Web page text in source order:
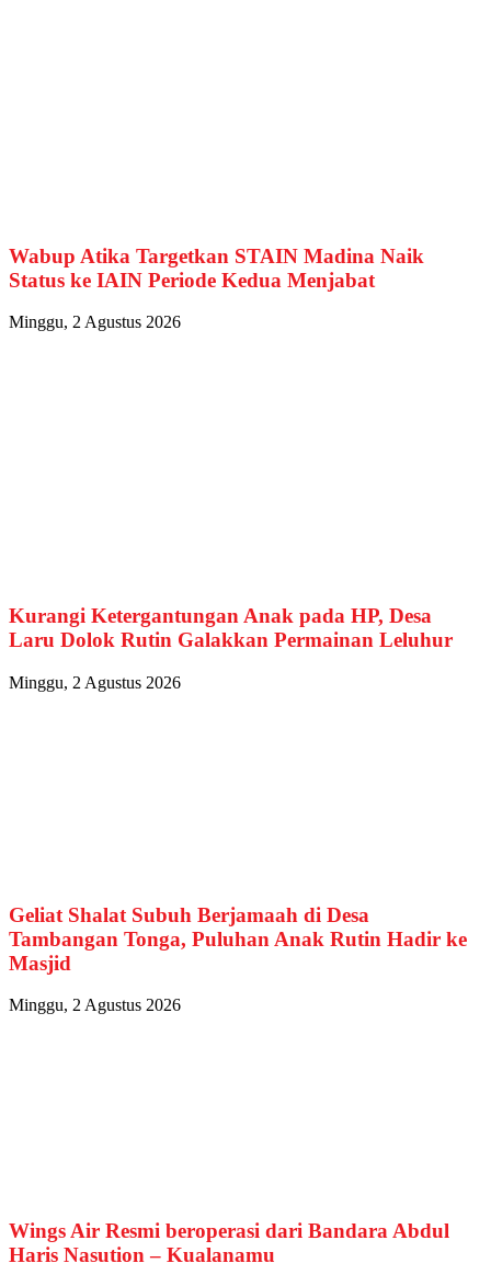
Wabup Atika Targetkan STAIN Madina Naik
Status ke IAIN Periode Kedua Menjabat
Minggu, 2 Agustus 2026
Kurangi Ketergantungan Anak pada HP, Desa
Laru Dolok Rutin Galakkan Permainan Leluhur
Minggu, 2 Agustus 2026
Geliat Shalat Subuh Berjamaah di Desa
Tambangan Tonga, Puluhan Anak Rutin Hadir ke
Masjid
Minggu, 2 Agustus 2026
Wings Air Resmi beroperasi dari Bandara Abdul
Haris Nasution – Kualanamu